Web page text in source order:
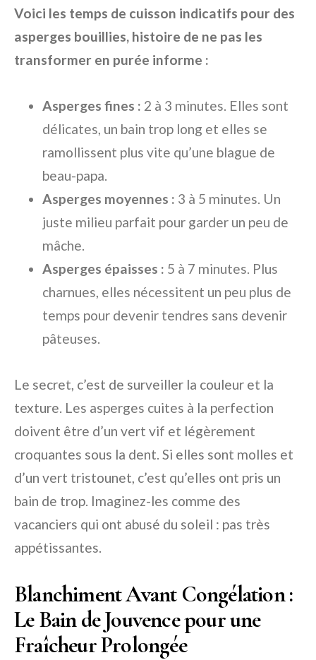
Voici les temps de cuisson indicatifs pour des
asperges bouillies, histoire de ne pas les
transformer en purée informe :
Asperges fines : 2 à 3 minutes. Elles sont
délicates, un bain trop long et elles se
ramollissent plus vite qu’une blague de
beau-papa.
Asperges moyennes : 3 à 5 minutes. Un
juste milieu parfait pour garder un peu de
mâche.
Asperges épaisses : 5 à 7 minutes. Plus
charnues, elles nécessitent un peu plus de
temps pour devenir tendres sans devenir
pâteuses.
Le secret, c’est de surveiller la couleur et la
texture. Les asperges cuites à la perfection
doivent être d’un vert vif et légèrement
croquantes sous la dent. Si elles sont molles et
d’un vert tristounet, c’est qu’elles ont pris un
bain de trop. Imaginez-les comme des
vacanciers qui ont abusé du soleil : pas très
appétissantes.
Blanchiment Avant Congélation :
Le Bain de Jouvence pour une
Fraîcheur Prolongée